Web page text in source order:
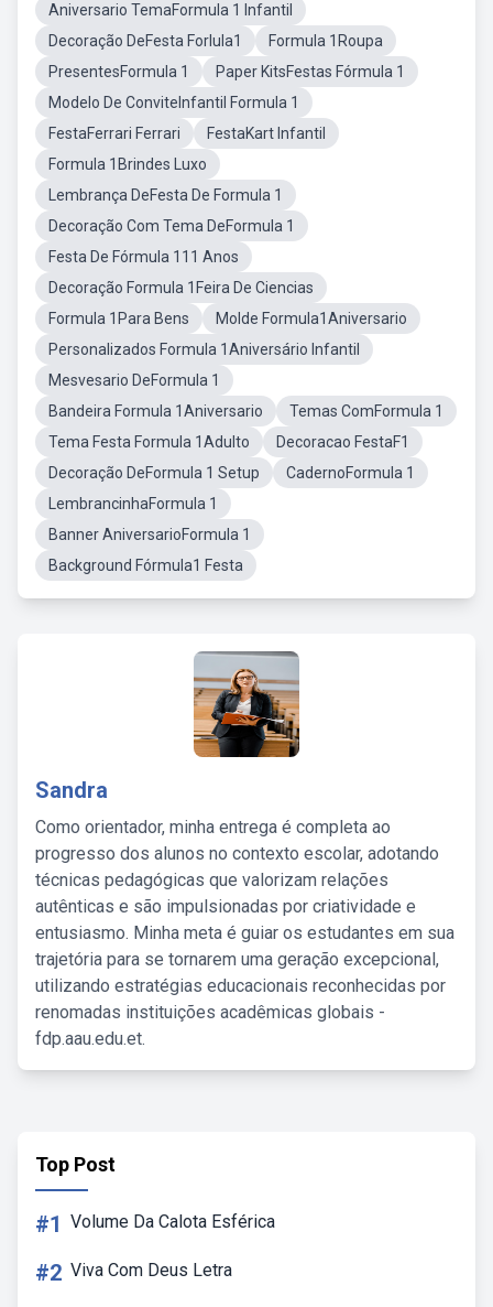
Aniversario TemaFormula 1 Infantil
Decoração DeFesta Forlula1
Formula 1Roupa
PresentesFormula 1
Paper KitsFestas Fórmula 1
Modelo De ConviteInfantil Formula 1
FestaFerrari Ferrari
FestaKart Infantil
Formula 1Brindes Luxo
Lembrança DeFesta De Formula 1
Decoração Com Tema DeFormula 1
Festa De Fórmula 111 Anos
Decoração Formula 1Feira De Ciencias
Formula 1Para Bens
Molde Formula1Aniversario
Personalizados Formula 1Aniversário Infantil
Mesvesario DeFormula 1
Bandeira Formula 1Aniversario
Temas ComFormula 1
Tema Festa Formula 1Adulto
Decoracao FestaF1
Decoração DeFormula 1 Setup
CadernoFormula 1
LembrancinhaFormula 1
Banner AniversarioFormula 1
Background Fórmula1 Festa
Sandra
Como orientador, minha entrega é completa ao
progresso dos alunos no contexto escolar, adotando
técnicas pedagógicas que valorizam relações
autênticas e são impulsionadas por criatividade e
entusiasmo. Minha meta é guiar os estudantes em sua
trajetória para se tornarem uma geração excepcional,
utilizando estratégias educacionais reconhecidas por
renomadas instituições acadêmicas globais -
fdp.aau.edu.et.
Top Post
#1 Volume Da Calota Esférica
#2 Viva Com Deus Letra